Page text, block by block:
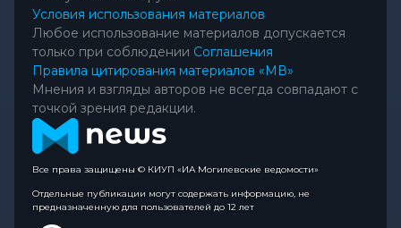
Условия использования материалов
Любое использование материалов допускается
только при соблюдении Соглашения
Правила цитирования материалов «МВ»
Мнения и взгляды авторов не всегда совпадают с
точкой зрения редакции.
Все права защищены © КИУП «ИА Могилевские ведомости»
Отдельные публикации могут содержать информацию, не
предназначенную для пользователей до 12 лет